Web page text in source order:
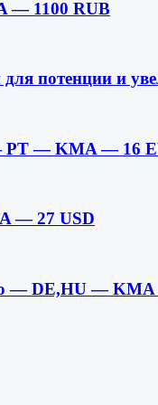
— 1100 RUB
для потенции и
PT — KMA — 16
— 27 USD
— DE,HU —